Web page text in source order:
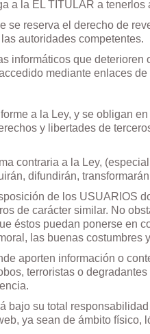
a la EL TITULAR a tenerlos
reserva el derecho de
autoridades competentes.
informáticos que
mediante enlaces
a la Ley, y se obligan
y libertades de
contraria a la Ley,
difundirán,
de los USUARIOS
de carácter similar. No
éstos puedan ponerse en
las buenas costumbres
aporten información o
terroristas o
bajo su total
ya sean de ámbito físico,